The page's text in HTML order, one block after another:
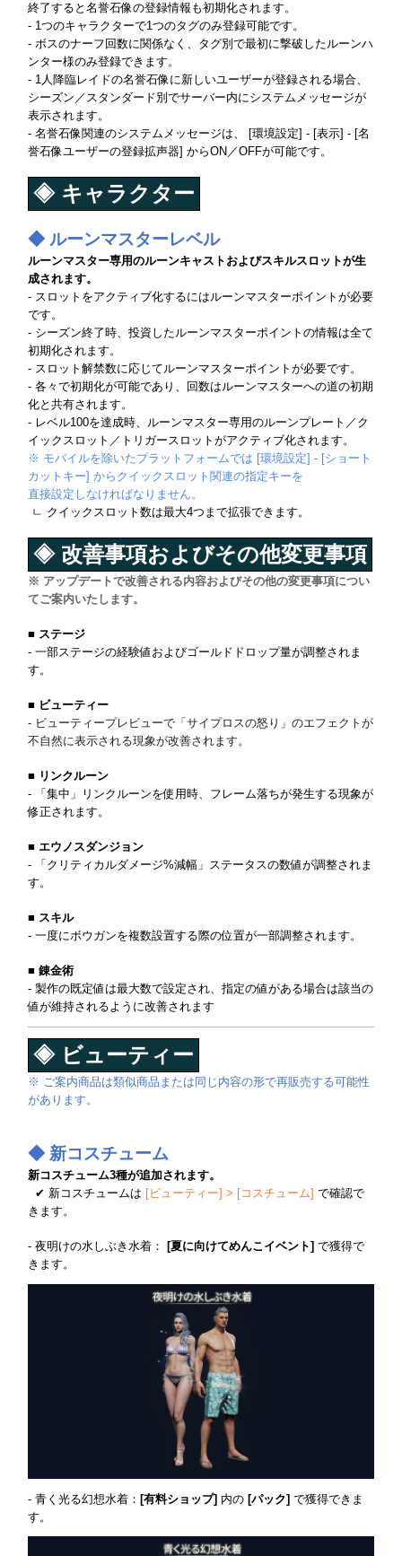
終了すると名誉石像の登録情報も初期化されます。
- 1つのキャラクターで1つのタグのみ登録可能です。
- ボスのナーフ回数に関係なく、タグ別で最初に撃破したルーンハ
ンター様のみ登録できます。
- 1人降臨レイドの名誉石像に新しいユーザーが登録される場合、
シーズン／スタンダード別でサーバー内にシステムメッセージが
表示されます。
- 名誉石像関連のシステムメッセージは、 [環境設定] - [表示] - [名
誉石像ユーザーの登録拡声器] からON／OFFが可能です。
◈ キャラクター
◆ ルーンマスターレベル
ルーンマスター専用のルーンキャストおよびスキルスロットが生
成されます。
- スロットをアクティブ化するにはルーンマスターポイントが必要
です。
- シーズン終了時、投資したルーンマスターポイントの情報は全て
初期化されます。
- スロット解禁数に応じてルーンマスターポイントが必要です。
- 各々で初期化が可能であり、回数はルーンマスターへの道の初期
化と共有されます。
- レベル100を達成時、ルーンマスター専用のルーンプレート／ク
イックスロット／トリガースロットがアクティブ化されます。
※ モバイルを除いたプラットフォームでは [環境設定] - [ショート
カットキー] からクイックスロット関連の指定キーを
直接設定しなければなりません。
ㄴ クイックスロット数は最大4つまで拡張できます。
◈ 改善事項およびその他変更事項
※ アップデートで改善される内容およびその他の変更事項につい
てご案内いたします。
■ ステージ
- 一部ステージの経験値およびゴールドドロップ量が調整されま
す。
■ ビューティー
- ビューティープレビューで「サイプロスの怒り」のエフェクトが
不自然に表示される現象が改善されます。
■ リンクルーン
- 「集中」リンクルーンを使用時、フレーム落ちが発生する現象が
修正されます。
■ エウノスダンジョン
- 「クリティカルダメージ%減幅」ステータスの数値が調整されま
す。
■ スキル
- 一度にボウガンを複数設置する際の位置が一部調整されます。
■ 錬金術
- 製作の既定値は最大数で設定され、指定の値がある場合は該当の
値が維持されるように改善されます
◈ ビューティー
※ ご案内商品は類似商品または同じ内容の形で再販売する可能性
があります。
◆ 新コスチューム
新コスチューム3種が追加されます。
✔ 新コスチュームは [ビューティー] > [コスチューム] で確認で
きます。
- 夜明けの水しぶき水着： [夏に向けてめんこイベント] で獲得で
きます。
- 青く光る幻想水着： [有料ショップ] 内の [パック]で獲得できま
す。